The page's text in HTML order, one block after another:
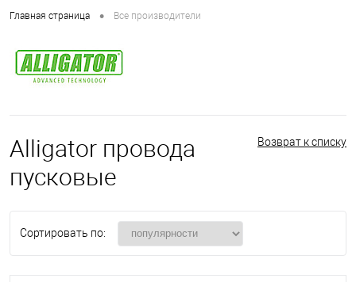
Главная страница • Все производители
Возврат к списку
Alligator провода
пусковые
Сортировать по: